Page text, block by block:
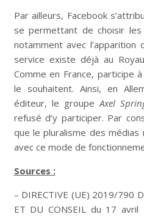
Par ailleurs, Facebook
se permettant de choisir
notamment avec l’apparition
service existe déjà au
Comme en France, participe
le souhaitent. Ainsi, en
éditeur, le groupeAxel
refusé d’y participer. Par
que le pluralisme des
avec ce mode de
Sources :
– DIRECTIVE (UE) 2019/790
ET DU CONSEIL du 17